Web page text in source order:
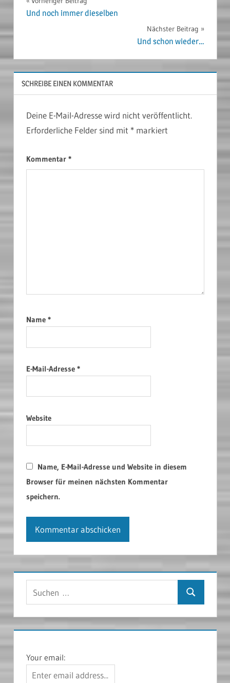
Und noch immer dieselben
Nächster Beitrag
Und schon wieder…
SCHREIBE EINEN KOMMENTAR
Deine E-Mail-Adresse wird nicht veröffentlicht.
Erforderliche Felder sind mit *markiert
Kommentar *
Name *
E-Mail-Adresse *
Website
Name, E-Mail-Adresse und Website in diesem
Browser für meinen nächsten Kommentar
speichern.
Suchen
Your email: